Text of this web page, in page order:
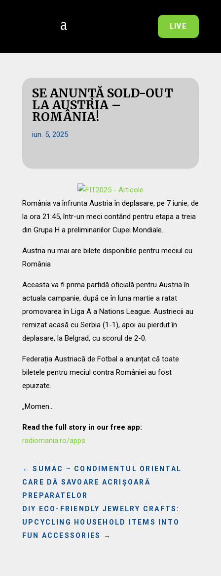
LIVE
SE ANUNȚĂ SOLD-OUT
LA AUSTRIA –
ROMÂNIA!
iun. 5, 2025
România va înfrunta Austria în deplasare, pe 7 iunie, de
la ora 21:45, într-un meci contând pentru etapa a treia
din Grupa H a preliminariilor Cupei Mondiale.
Austria nu mai are bilete disponibile pentru meciul cu
România
Aceasta va fi prima partidă oficială pentru Austria în
actuala campanie, după ce în luna martie a ratat
promovarea în Liga A a Nations League. Austriecii au
remizat acasă cu Serbia (1-1), apoi au pierdut în
deplasare, la Belgrad, cu scorul de 2-0.
Federația Austriacă de Fotbal a anunțat că toate
biletele pentru meciul contra României au fost
epuizate.
„Momen…
Read the full story in our free app:
radiomania.ro/apps
←SUMAC – CONDIMENTUL ORIENTAL
CARE DĂ SAVOARE ACRIȘOARĂ
PREPARATELOR
DIY ECO-FRIENDLY JEWELRY CRAFTS:
UPCYCLING HOUSEHOLD ITEMS INTO
FUN ACCESSORIES
→